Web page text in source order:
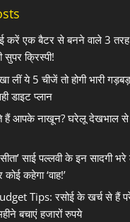
करें एक बैटर से बनने वाले 3
सुपर क्रिस्पी!
लीं ये 5 चीजें तो होगी भारी
डाइट प्लान
हैं आपके नाखून? घरेलू देखभाल
साई पल्लवी के इन सादगी
कहेगा ‘वाह!’
Tips: रसोई के खर्च से हैं
बचाएं हजारों रुपये